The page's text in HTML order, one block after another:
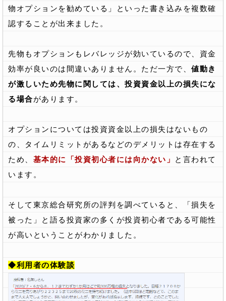
物オプションを勧めている」といった書き込みを複数確
認することが出来ました。
先物もオプションもレバレッジが効いているので、資金
効率が良いのは間違いありません。ただ一方で、 値動き
が激しいため先物に関しては、投資資金以上の損失にな
る場合があります。
オプションについては投資資金以上の損失はないもの
の、タイムリミットがあるなどのデメリットは存在する
ため、 基本的に「投資初心者には向かない」
と言われて
います。
そして東京総合研究所の評判を調べていると、「損失を
被った」と語る投資家の多くが投資初心者である可能性
が高いということがわかりました。
◆利用者の体験談